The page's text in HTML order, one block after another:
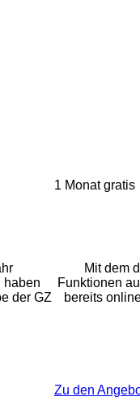
haben
der GZ
1 Monat gratis
Mit dem
Funktionen
bereits
Zu den